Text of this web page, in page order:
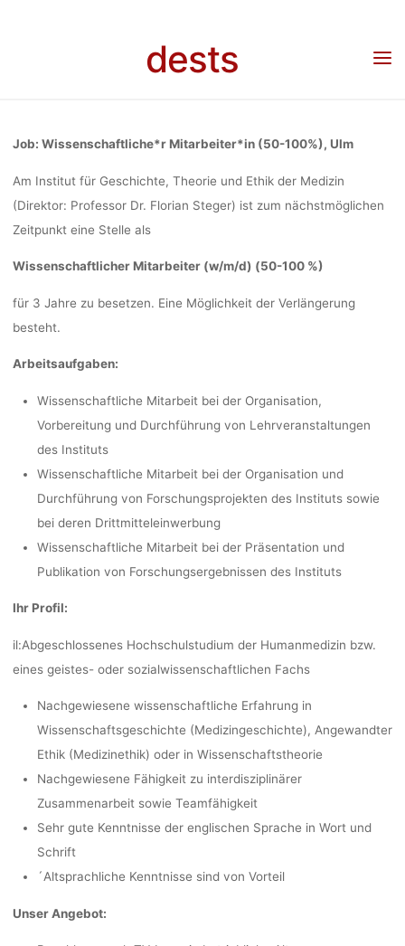
dests
UND
MEDIZIN,
ULM,
Stellenangebot: Wissenschaftliche*r Mitarbeiter*in (50-
100%, 3 Jahre) am Institut für Geschichte, Theorie und Ethik der Medizin, Universität
Job: Wissenschaftliche*r Mitarbeiter*in (50-100%), Ulm
Am Institut für Geschichte, Theorie und Ethik der Medizin
(Direktor: Professor Dr. Florian Steger) ist zum nächstmöglichen
Zeitpunkt eine Stelle als
Wissenschaftlicher Mitarbeiter (w/m/d) (50-100 %)
für 3 Jahre zu besetzen. Eine Möglichkeit der Verlängerung
besteht.
Arbeitsaufgaben:
Wissenschaftliche Mitarbeit bei der Organisation,
Vorbereitung und Durchführung von Lehrveranstaltungen
des Instituts
Wissenschaftliche Mitarbeit bei der Organisation und
Durchführung von Forschungsprojekten des Instituts sowie
bei deren Drittmitteleinwerbung
Wissenschaftliche Mitarbeit bei der Präsentation und
Publikation von Forschungsergebnissen des Instituts
Ihr Profil:
il:Abgeschlossenes Hochschulstudium der Humanmedizin bzw.
eines geistes- oder sozialwissenschaftlichen Fachs
Nachgewiesene wissenschaftliche Erfahrung in
Wissenschaftsgeschichte (Medizingeschichte), Angewandter
Ethik (Medizinethik) oder in Wissenschaftstheorie
Nachgewiesene Fähigkeit zu interdisziplinärer
Zusammenarbeit sowie Teamfähigkeit
Sehr gute Kenntnisse der englischen Sprache in Wort und
Schrift
´Altsprachliche Kenntnisse sind von Vorteil
Unser Angebot: